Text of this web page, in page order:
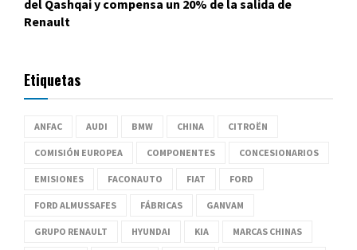
del Qashqai y compensa un 20% de la salida de
Renault
Etiquetas
ANFAC AUDI BMW CHINA CITROËN
COMISIÓN EUROPEA COMPONENTES CONCESIONARIOS
EMISIONES FACONAUTO FIAT FORD
FORD ALMUSSAFES FÁBRICAS GANVAM
GRUPO RENAULT HYUNDAI KIA MARCAS CHINAS